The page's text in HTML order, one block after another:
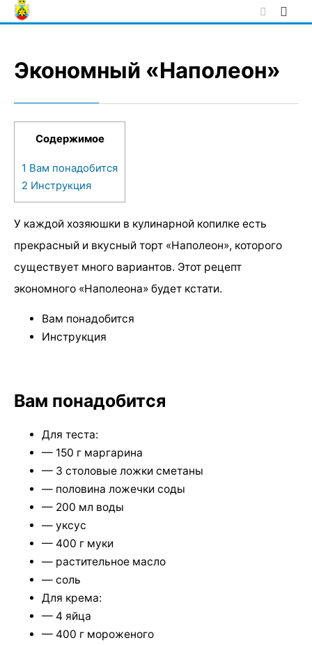
Skip
to
Экономный «Наполеон»
Содержимое
1 Вам понадобится
2 Инструкция
У каждой хозяюшки в кулинарной копилке есть
прекрасный и вкусный торт «Наполеон», которого
существует много вариантов. Этот рецепт
экономного «Наполеона» будет кстати.
Вам понадобится
Инструкция
Вам понадобится
Для теста:
— 150 г маргарина
— 3 столовые ложки сметаны
— половина ложечки соды
— 200 мл воды
— уксус
— 400 г муки
— растительное масло
— соль
Для крема:
— 4 яйца
— 400 г мороженого